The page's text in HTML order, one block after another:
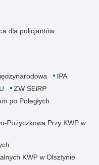
dla policjantów
IPA
ZW SEiRP
po Poległych
Pożyczkowa Przy KWP w
KWP w Olsztynie